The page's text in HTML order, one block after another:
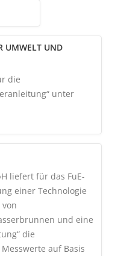
UMWELT UND
die
unter
liefert für das FuE-
einer Technologie
und eine
die
auf Basis